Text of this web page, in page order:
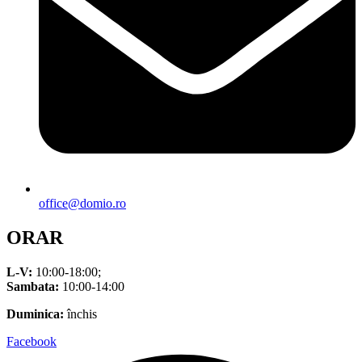
office@domio.ro
ORAR
L-V: 10:00-18:00;
Sambata: 10:00-14:00
Duminica: închis
Facebook